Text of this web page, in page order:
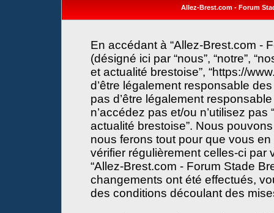
Allez-Brest.com - Forum
En accédant à “Allez-Brest.com -
(désigné ici par “nous”, “notre”,
et actualité brestoise”, “https://
d’être légalement responsable
pas d’être légalement
n’accédez pas et/ou n’utilisez
actualité brestoise”. Nous
nous ferons tout pour que vous
vérifier régulièrement celles-ci par
“Allez-Brest.com - Forum Stade
changements ont été effectués,
des conditions découlant des